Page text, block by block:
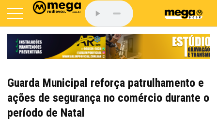
Guarda Municipal reforça patrulhamento e
ações de segurança no comércio durante o
período de Natal